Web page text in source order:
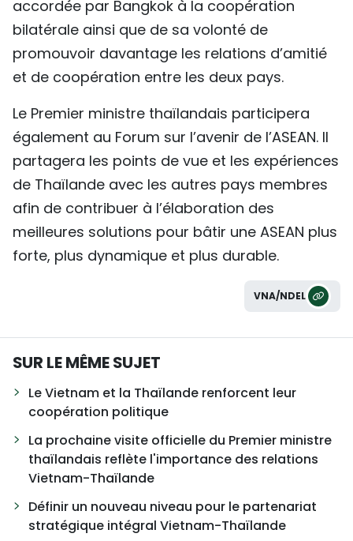
accordée par Bangkok à la coopération
bilatérale ainsi que de sa volonté de
promouvoir davantage les relations d’amitié
et de coopération entre les deux pays.
Le Premier ministre thaïlandais participera
également au Forum sur l’avenir de l’ASEAN. Il
partagera les points de vue et les expériences
de Thaïlande avec les autres pays membres
afin de contribuer à l’élaboration des
meilleures solutions pour bâtir une ASEAN plus
forte, plus dynamique et plus durable.
VNA/NDEL
SUR LE MÊME SUJET
Le Vietnam et la Thaïlande renforcent leur
coopération politique
La prochaine visite officielle du Premier ministre
thaïlandais reflète l'importance des relations
Vietnam-Thaïlande
Définir un nouveau niveau pour le partenariat
stratégique intégral Vietnam-Thaïlande